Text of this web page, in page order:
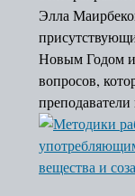
Элла
Новым Годом и
вопросов,
преподаватели